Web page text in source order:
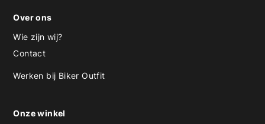
Over ons
Wie zijn wij?
Contact
Werken bij Biker Outfit
Onze winkel